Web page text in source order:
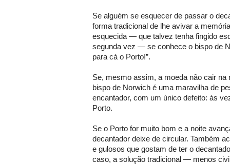
Se alguém se esquecer de passar o
forma tradicional de lhe avivar a
esquecida — que talvez tenha fingido
segunda vez — se conhece o bispo de
para cá o Porto!”.
Se, mesmo assim, a moeda não cair na
bispo de Norwich é uma maravilha de
encantador, com um único defeito: às
Porto.
Se o Porto for muito bom e a noite
decantador deixe de circular. Também
e gulosos que gostam de ter o
caso, a solução tradicional — menos